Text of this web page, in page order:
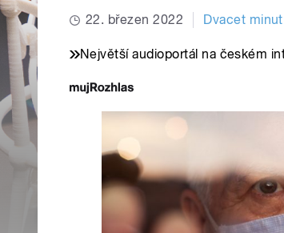
22. březen 2022 Dvacet
Největší audioportál na českém